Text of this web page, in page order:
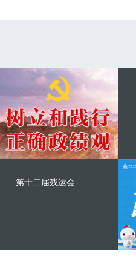
第十二届残运会